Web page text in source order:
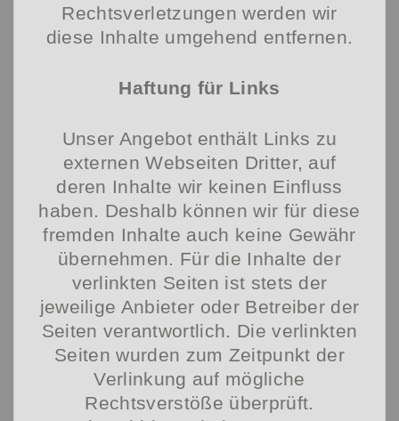
Rechtsverletzungen werden wir
diese Inhalte umgehend entfernen.
Haftung für Links
Unser Angebot enthält Links zu
externen Webseiten Dritter, auf
deren Inhalte wir keinen Einfluss
haben. Deshalb können wir für diese
fremden Inhalte auch keine Gewähr
übernehmen. Für die Inhalte der
verlinkten Seiten ist stets der
jeweilige Anbieter oder Betreiber der
Seiten verantwortlich. Die verlinkten
Seiten wurden zum Zeitpunkt der
Verlinkung auf mögliche
Rechtsverstöße überprüft.